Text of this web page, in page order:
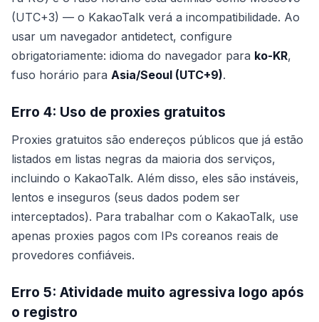
(UTC+3) — o KakaoTalk verá a incompatibilidade. Ao
usar um navegador antidetect, configure
obrigatoriamente: idioma do navegador para ko-KR,
fuso horário para Asia/Seoul (UTC+9).
Erro 4: Uso de proxies gratuitos
Proxies gratuitos são endereços públicos que já estão
listados em listas negras da maioria dos serviços,
incluindo o KakaoTalk. Além disso, eles são instáveis,
lentos e inseguros (seus dados podem ser
interceptados). Para trabalhar com o KakaoTalk, use
apenas proxies pagos com IPs coreanos reais de
provedores confiáveis.
Erro 5: Atividade muito agressiva logo após
o registro